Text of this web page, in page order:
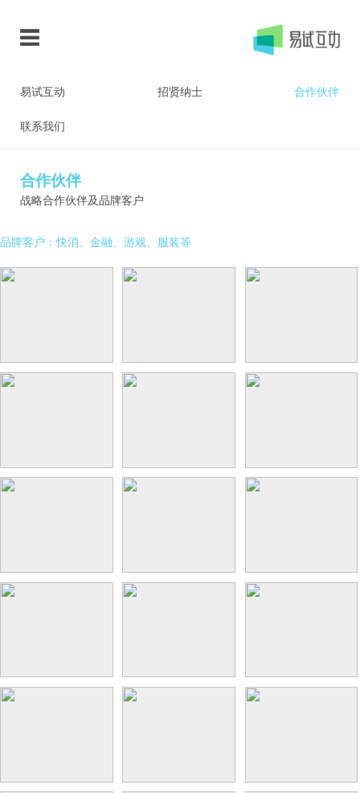
易试互动 招贤纳士 合作伙伴
联系我们
合作伙伴
战略合作伙伴及品牌客户
品牌客户：快消、金融、游戏、服装等